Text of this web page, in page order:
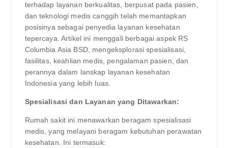
terhadap layanan berkualitas, berpusat pada pasien,
dan teknologi medis canggih telah memantapkan
posisinya sebagai penyedia layanan kesehatan
tepercaya. Artikel ini menggali berbagai aspek RS
Columbia Asia BSD, mengeksplorasi spesialisasi,
fasilitas, keahlian medis, pengalaman pasien, dan
perannya dalam lanskap layanan kesehatan
Indonesia yang lebih luas.
Spesialisasi dan Layanan yang Ditawarkan:
Rumah sakit ini menawarkan beragam spesialisasi
medis, yang melayani beragam kebutuhan perawatan
kesehatan. Ini termasuk: